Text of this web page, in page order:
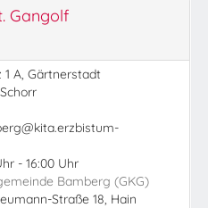
Gangolf
A, Gärtnerstadt
- 16:00 Uhr
Bamberg (GKG)
Straße 18, Hain